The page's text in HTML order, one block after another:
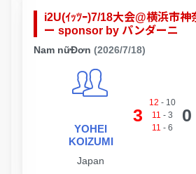
i2U(ｲｯﾂｰ)7/18大会@横浜市神
ー sponsor by パンダーニ
Nam nữĐơn (2026/7/18)
YOHEI
KOIZUMI
Japan
3
12 - 10
11 - 3
11 - 6
0